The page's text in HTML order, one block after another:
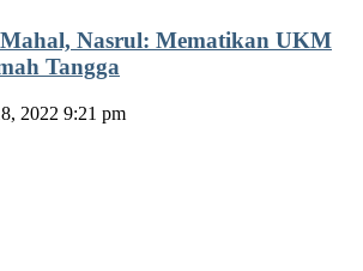
Nasrul: Mematikan UKM
Tangga
2022 9:21 pm